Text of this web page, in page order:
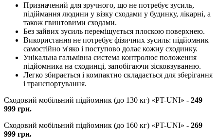
Призначений для зручного, що не потребує зусиль,
підіймання людини у візку сходами у будинку, лікарні, а
також гвинтовими сходами.
Без зайвих зусиль переміщується плоскою поверхнею.
Використання не потребує фізичних зусиль: підйомник
самостійно м'яко і поступово долає кожну сходинку.
Унікальна гальмівна система контролює положення
підйомника на сходинці, запобігаючи зісковзуванню.
Легко збирається і компактно складається для зберігання
і транспортування.
Сходовий мобільний підйомник (до 130 кг) «PT-UNI» - 249
999 грн.
Сходовий мобільний підйомник (до 160 кг) «PT-UNI» - 269
999 грн.